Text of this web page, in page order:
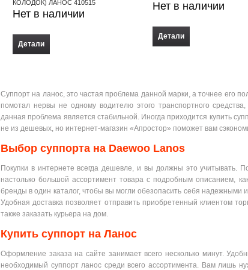
КОЛОДОК) ЛАНОС 410515
Нет в наличии
Детали
Нет в наличии
Детали
Суппорт на ланос, это частая проблема данной марки, а точнее его
помотал нервы не одному водителю этого транспортного
данная проблема является стабильной. Иногда приходится купить
не из дешевых, но интернет-магазин «Апростор» поможет вам
Выбор суппорта на Daewoo Lanos
Покупки в интернете всегда дешевле, и вы должны это учитывать.
настолько большой ассортимент товара с подробным описанием,
бренды в один каталог, чтобы вы могли обезопасить себя надежными
Удобная доставка позволяет отправить приобретенный клиентом
также заказать курьера на дом.
Купить суппорт на Ланос
Оформление заказа на сайте занимает всего несколько минут.
необходимый суппорт ланос среди всего ассортимента. Вам лишь